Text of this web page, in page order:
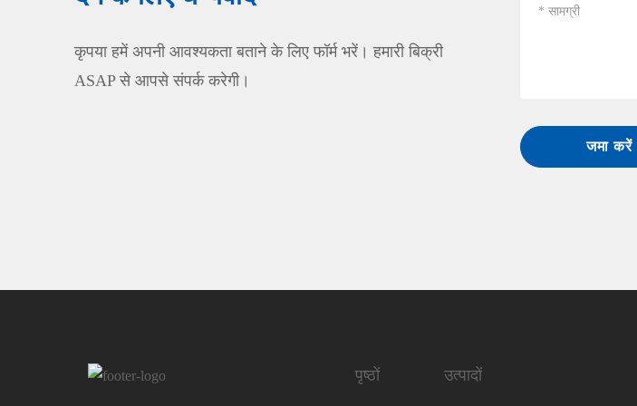
कृपया हमें अपनी आवश्यकता बताने के लिए फॉर्म भरें। हमारी बिक्री
ASAP से आपसे संपर्क करेगी।
जमा करें
पृष्ठों उत्पादों